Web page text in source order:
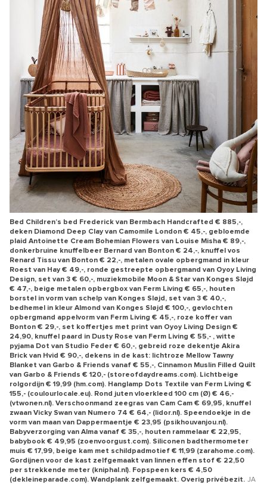
Bed Children’s bed Frederick van Bermbach Handcrafted € 885,-,
deken Diamond Deep Clay van Camomile London € 45,-, gebloemde
plaid Antoinette Cream Bohemian Flowers van Louise Misha € 89,-,
donkerbruine knuffelbeer Bernard van Bonton € 24,-, knuffel vos
Renard Tissu van Bonton € 22,-, metalen ovale opbergmand in kleur
Roest van Hay € 49,-, ronde gestreepte opbergmand van Oyoy Living
Design, set van 3 € 60,-, muziekmobile Moon & Star van Konges Sløjd
€ 47,-, beige metalen opbergbox van Ferm Living € 65,-, houten
borstel in vorm van schelp van Konges Sløjd, set van 3 € 40,-,
bedhemel in kleur Almond van Konges Sløjd € 100,-, gevlochten
opbergmand appelvorm van Ferm Living € 45,-, roze koffer van
Bonton € 29,-, set koffertjes met print van Oyoy Living Design €
24,90, knuffel paard in Dusty Rose van Ferm Living € 55,- , witte
pyjama Dot van Studio Feder € 60,-, gebreid roze dekentje Akira
Brick van Hvid € 90,-, dekens in de kast: lichtroze Mellow Tawny
Blanket van Garbo & Friends vanaf € 55,-, Cinnamon Muslin Filled Quilt
van Garbo & Friends € 120,- (storeofdaydreams.com). Lichtbeige
rolgordijn € 19,99 (hm.com). Hanglamp Dots Textile van Ferm Living €
155,- (coulourlocale.eu). Rond juten vloerkleed 100 cm (Ø) € 46,-
(vtwonen.nl). Verschoonmand zeegras van Cam Cam € 69,95, knuffel
zwaan Vicky Swan van Numero 74 € 64,- (lidor.nl). Speendoekje in de
vorm van maan van Dappermaentje € 23,95 (psikhouvanjou.nl).
Babyverzorging van Alma vanaf € 35,-, houten rammelaar € 22,95,
babybook € 49,95 (zoenvoorgust.com). Siliconen badthermometer
muis € 17,99, beige kam met schildpadmotief € 11,99 (zarahome.com).
Gordijnen voor de kast zelfgemaakt van linnen effen stof € 22,50
per strekkende meter (kniphal.nl). Fopspeen kers € 4,50
(dekleineparade.com). Wandplank zelfgemaakt. Overig privébezit. JA